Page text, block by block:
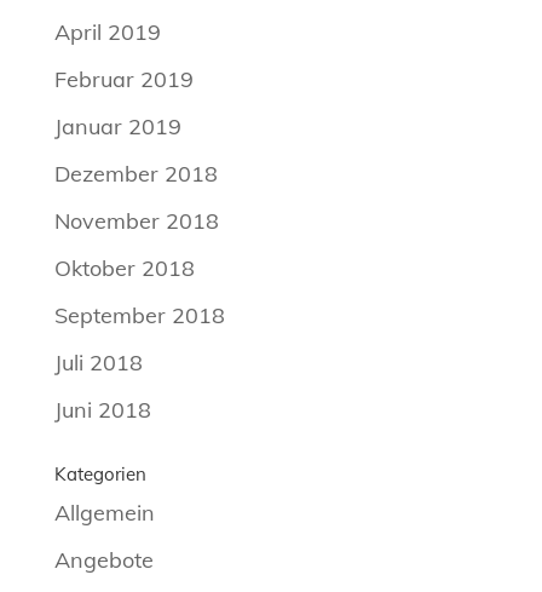
April 2019
Februar 2019
Januar 2019
Dezember 2018
November 2018
Oktober 2018
September 2018
Juli 2018
Juni 2018
Kategorien
Allgemein
Angebote